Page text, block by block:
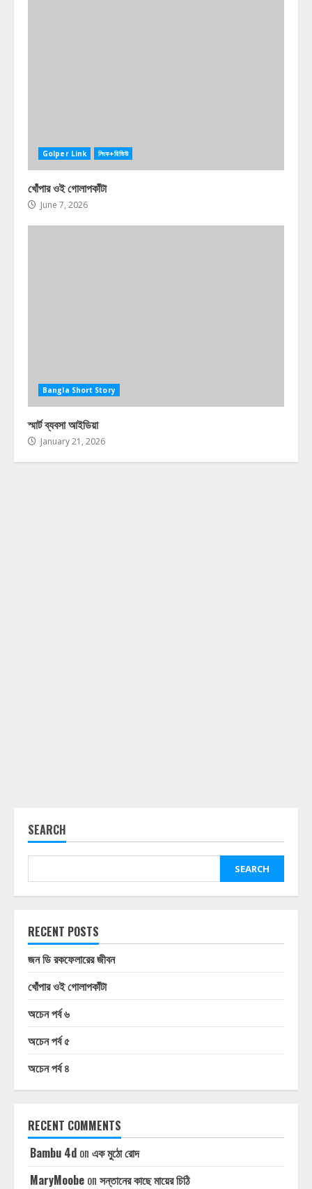
Golper Link লিংক+রিভিউ
খোঁপার ওই গোলাপকাঁটা
June 7, 2026
Bangla Short Story
স্মার্ট ব্যবসা আইডিয়া
January 21, 2026
SEARCH
SEARCH
RECENT POSTS
জন ডি রকফেলারের জীবন
খোঁপার ওই গোলাপকাঁটা
অচেন পর্ব ৬
অচেন পর্ব ৫
অচেন পর্ব ৪
RECENT COMMENTS
Bambu 4d on এক মুঠো রোদ
MaryMoobe on সন্তানের কাছে মায়ের চিঠি